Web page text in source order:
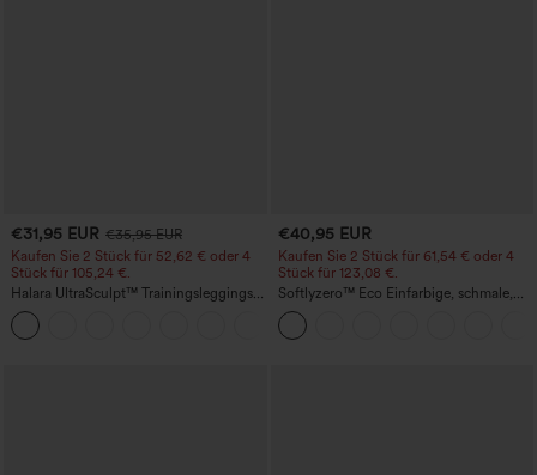
€31,95 EUR €35,95 EUR
Kaufen Sie 2 Stück für 52,62 € oder 4
Stück für 105,24 €.
Halara UltraSculpt™ Trainingsleggings
mit hoher Taille – formend, Po-Lifting,
Bauchkontrolle und mit Taschen
€40,95 EUR
Kaufen Sie 2 Stück für 61,54 € oder 4
Stück für 123,08 €.
Softlyzero™ Eco Einfarbige, schmale,
hoch taillierte Wanderhose mit
mehreren Taschen